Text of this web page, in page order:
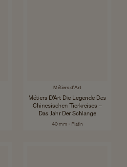
Métiers d'Art
Métiers D’Art Die Legende Des
Chinesischen Tierkreises –
Das Jahr Der Schlange
40 mm - Platin